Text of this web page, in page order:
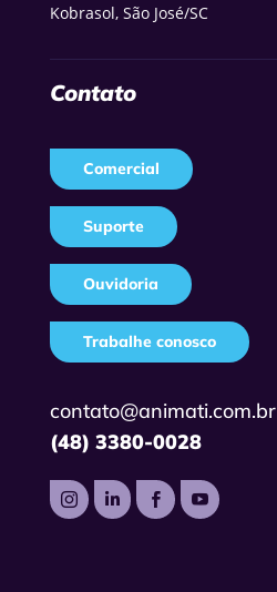
Kobrasol, São José/SC
Contato
Comercial
Suporte
Ouvidoria
Trabalhe conosco
contato@animati.com.br
(48) 3380-0028
   